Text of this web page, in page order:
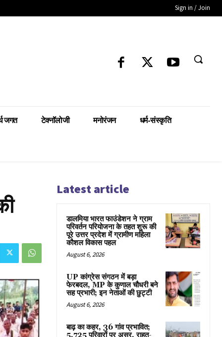
Sign in / Join
जगत टेक्नॉलोजी मनोरंजन धर्म-संस्कृति
Latest article
डालमिया भारत फाउंडेशन ने ग्राम
परिवर्तन परियोजना के तहत शुरू की
पूरे उत्तर प्रदेश में ग्रामीण महिला
कौशल विकास पहल
August 6, 2026
UP कांग्रेस संगठन में बड़ा
फेरबदल, MP के कुणाल चौधरी बने
सह प्रभारी; इन नेताओं की छुट्टी
August 6, 2026
बाढ़ का कहर, 36 गांव प्रभावित;
5,725 परिवारों पर असर, राहत-